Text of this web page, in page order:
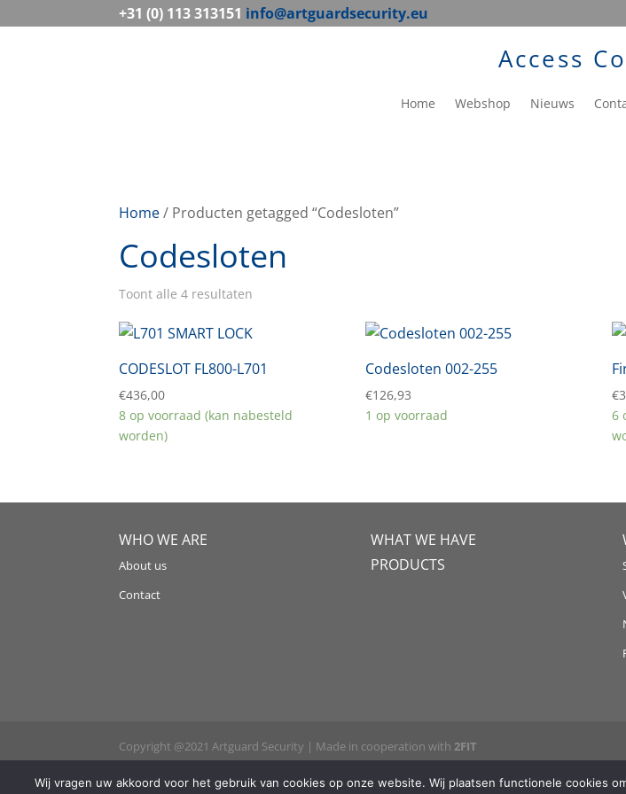
+31 (0) 113 313151 info@artguardsecurity.eu
Access
Home Webshop Nieuws
Home/ Producten getagged “Codesloten”
Codesloten
Toont alle 4 resultaten
CODESLOT FL800-L701
€436,00
8 op voorraad (kan nabesteld
worden)
Codesloten 002-255
€126,93
1 op voorraad
€
6
WHO WE ARE
About us
Contact
WHAT WE HAVE
PRODUCTS
Copyright @2021 Artguard Security | Made in cooperation with 2FIT
Wij vragen uw akkoord voor het gebruik van cookies op onze website. Wij plaatsen functionele cookies